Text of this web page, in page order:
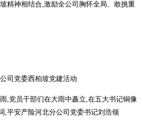
精神相结合,激励全公司胸怀全局、敢挑重
党委西柏坡党建活动
员干部们在大雨中矗立,在五大书记铜像
,平安产险河北分公司党委书记刘浩领